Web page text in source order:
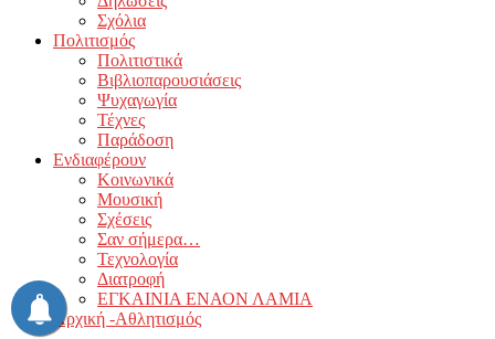
Σχόλια
Πολιτισμός
Πολιτιστικά
Βιβλιοπαρουσιάσεις
Ψυχαγωγία
Τέχνες
Παράδοση
Ενδιαφέρουν
Κοινωνικά
Μουσική
Σχέσεις
Σαν σήμερα…
Τεχνολογία
Διατροφή
ΕΓΚΑΙΝΙΑ ΕΝΑΟΝ ΛΑΜΙΑ
Αρχική -Αθλητισμός